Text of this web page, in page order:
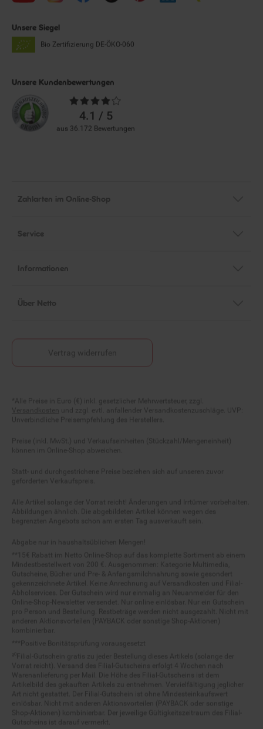
Unsere Siegel
Bio Zertifizierung DE-ÖKO-060
Unsere Kundenbewertungen
Durchschnittliche
Bewertungen4.1 / 5
aus 36.172 Bewertungen
Fußnoten
Versandkosten
und zzgl. evtl. anfallender Versandkostenzuschläge. UVP:
Unverbindliche Preisempfehlung des Herstellers.
können im Online-Shop abweichen.
geforderten Verkaufspreis.
Abbildungen ähnlich. Die abgebildeten Artikel können wegen des
begrenzten Angebots schon am ersten Tag ausverkauft sein.
Mindestbestellwert von 200 €. Ausgenommen: Kategorie Multimedia,
Gutscheine, Bücher und Pre- & Anfangsmilchnahrung sowie gesondert
gekennzeichnete Artikel. Keine Anrechnung auf Versandkosten und Filial-
Abholservices. Der Gutschein wird nur einmalig an Neuanmelder für den
Online-Shop-Newsletter versendet. Nur online einlösbar. Nur ein Gutschein
pro Person und Bestellung. Restbeträge werden nicht ausgezahlt. Nicht mit
anderen Aktionsvorteilen (PAYBACK oder sonstige Shop-Aktionen)
kombinierbar.
Vorrat reicht). Versand des Filial-Gutscheins erfolgt 4 Wochen nach
Warenanlieferung per Mail. Die Höhe des Filial-Gutscheins ist dem
Artikelbild des gekauften Artikels zu entnehmen. Vervielfältigung jeglicher
Art nicht gestattet. Der Filial-Gutschein ist ohne Mindesteinkaufswert
einlösbar. Nicht mit anderen Aktionsvorteilen (PAYBACK oder sonstige
Shop-Aktionen) kombinierbar. Der jeweilige Gültigkeitszeitraum des Filial-
Gutscheins ist darauf vermerkt.